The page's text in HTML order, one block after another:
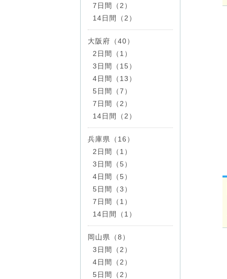
7日間（2）
14日間（2）
大阪府（40）
2日間（1）
3日間（15）
4日間（13）
5日間（7）
7日間（2）
14日間（2）
兵庫県（16）
2日間（1）
3日間（5）
4日間（5）
5日間（3）
7日間（1）
14日間（1）
岡山県（8）
3日間（2）
4日間（2）
5日間（2）